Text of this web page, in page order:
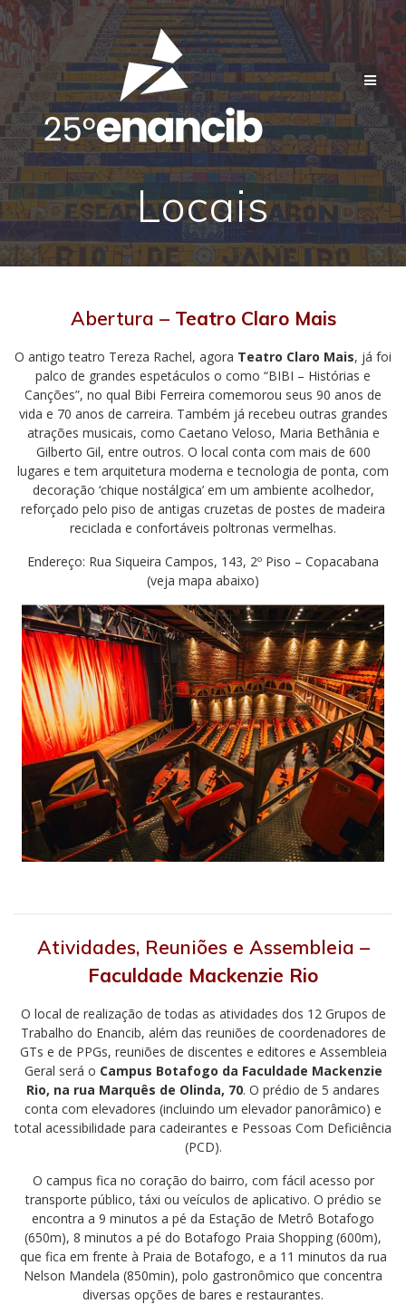
Skip
to
content
Locais
Abertura – Teatro Claro Mais
O antigo teatro Tereza Rachel, agora Teatro Claro Mais, já foi
palco de grandes espetáculos o como “BIBI – Histórias e
Canções”, no qual Bibi Ferreira comemorou seus 90 anos de
vida e 70 anos de carreira. Também já recebeu outras grandes
atrações musicais, como Caetano Veloso, Maria Bethânia e
Gilberto Gil, entre outros. O local conta com mais de 600
lugares e tem arquitetura moderna e tecnologia de ponta, com
decoração ‘chique nostálgica’ em um ambiente acolhedor,
reforçado pelo piso de antigas cruzetas de postes de madeira
reciclada e confortáveis poltronas vermelhas.
Endereço: Rua Siqueira Campos, 143, 2º Piso – Copacabana
(veja mapa abaixo)
Atividades, Reuniões e Assembleia –
Faculdade Mackenzie Rio
O local de realização de todas as atividades dos 12 Grupos de
Trabalho do Enancib, além das reuniões de coordenadores de
GTs e de PPGs, reuniões de discentes e editores e Assembleia
Geral será o Campus Botafogo da Faculdade Mackenzie
Rio, na rua Marquês de Olinda, 70. O prédio de 5 andares
conta com elevadores (incluindo um elevador panorâmico) e
total acessibilidade para cadeirantes e Pessoas Com Deficiência
(PCD).
O campus fica no coração do bairro, com fácil acesso por
transporte público, táxi ou veículos de aplicativo. O prédio se
encontra a 9 minutos a pé da Estação de Metrô Botafogo
(650m), 8 minutos a pé do Botafogo Praia Shopping (600m),
que fica em frente à Praia de Botafogo, e a 11 minutos da rua
Nelson Mandela (850min), polo gastronômico que concentra
diversas opções de bares e restaurantes.